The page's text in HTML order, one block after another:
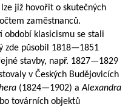
již hovořit o skutečných
zaměstnanců.
období klasicismu se stali
zde působil 1818—1851
stavby, např. 1827—1829
v Českých Budějovicích
(1824—1902) aAlexandra
továrních objektů